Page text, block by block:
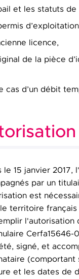
et les statuts de
licence,
de la pièce
cas d’un débit
le 15 janvier
par un
est
territoire
signé, et
(comportant
et les dates de